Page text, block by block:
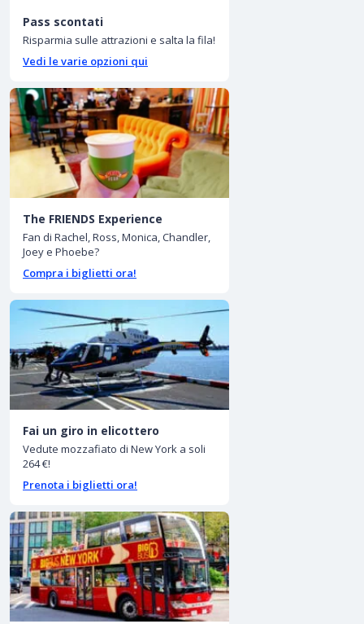
Pass scontati
Risparmia sulle attrazioni e salta la fila!
Vedi le varie opzioni qui
The FRIENDS Experience
Fan di Rachel, Ross, Monica, Chandler,
Joey e Phoebe?
Compra i biglietti ora!
Fai un giro in elicottero
Vedute mozzafiato di New York a soli
264 €!
Prenota i biglietti ora!